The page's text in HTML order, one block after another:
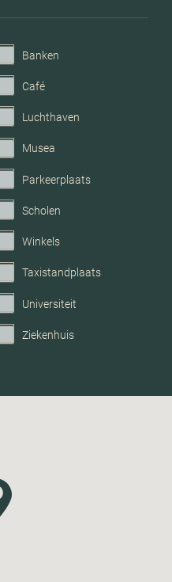
Banken
Café
Luchthaven
Musea
Parkeerplaats
Scholen
Winkels
Taxistandplaats
Universiteit
Ziekenhuis